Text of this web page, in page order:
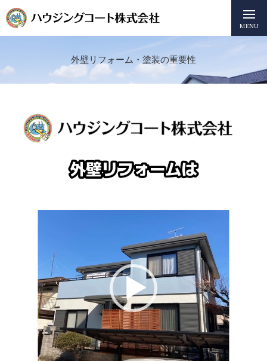
MENU
外壁リフォーム・塗装の重要性